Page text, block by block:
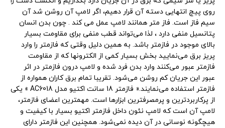
روی پیچ انتهایی دسته آن قرار دهیم، اگر لامپ آن روشن شد آن
سیم فاز است. فاز متر همانند لامپ عمل می کند . چون بدن انسان
پتانسیل منفی دارد ، لذا می‌تواند قطب منفی برای مقاومت بسیار
بالای موجود در فازمتر باشد. به همین دلیل وقتی که فازمتر را وارد
پریز برق می‌نمایید بخش بسیار کمی از الکترونها که از مقاومت
فازمتر عبور می‌کنند وارد بدن فرد شده و لامپ درون فازمتر در اثر
عبور این جریان کم روشن می‌شود. تقریبا تمام برق کاران همواره از
فازمتر استفاده می‌نمایند.« فازمتر 18 سانت اکتیو مدل AC6018 » یکی
از پرکاربردترین و پرمصرفترین ابزارها است. مهمترین اعضای فازمتر،
لامپ آن است که لامپ نئون داخل فازمتر اکتیو بسیار با کیفیت و
هیچگونه نوسانی در آن دیده نمی‌شود. همچنین این فازمتر دارای